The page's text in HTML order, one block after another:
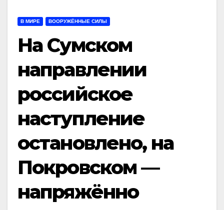
В МИРЕ ВООРУЖЁННЫЕ СИЛЫ
На Сумском
направлении
российское
наступление
остановлено, на
Покровском —
напряжённо